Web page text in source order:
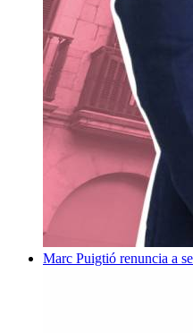
Marc Puigtió renuncia a